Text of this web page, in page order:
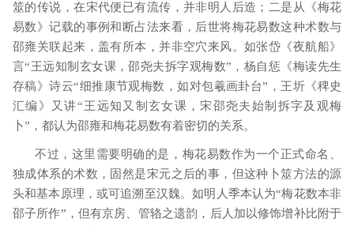
筮的传说，在宋代便已有流传，并非明人后造；二是从《梅花
易数》记载的事例和断占法来看，后世将梅花易数这种术数与
邵雍关联起来，盖有所本，并非空穴来风。如张岱《夜航船》
言“王远知制玄女课，邵尧夫拆字观梅数”，杨自惩《梅读先生
存稿》诗云“细推康节观梅数，如对包羲画卦台”，王圻《稗史
汇编》又讲“王远知又制玄女课，宋邵尧夫始制拆字及观梅
卜”，都认为邵雍和梅花易数有着密切的关系。
不过，这里需要明确的是，梅花易数作为一个正式命名、
独成体系的术数，固然是宋元之后的事，但这种卜筮方法的源
头和基本原理，或可追溯至汉魏。如明人季本认为“梅花数本非
邵子所作”，但有京房、管辂之遗韵，后人加以修饰增补比附于